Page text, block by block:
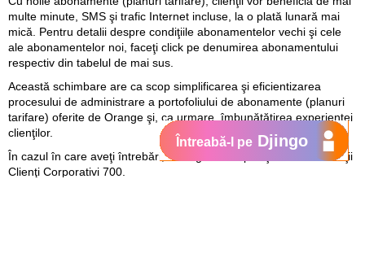
multe minute, SMS şi trafic Internet incluse, la o plată lunară mai
mică. Pentru detalii despre condiţiile abonamentelor vechi şi cele
ale abonamentelor noi, faceţi click pe denumirea abonamentului
respectiv din tabelul de mai sus.
Această schimbare are ca scop simplificarea şi eficientizarea
procesului de administrare a portofoliului de abonamente (planuri
tarifare) oferite de Orange şi, ca urmare, îmbunătăţirea experienţei
clienţilor.
În cazul în care aveţi întrebări, Vă rugăm să apelaţi Serviciul Relaţii
Clienţi Corporativi 700.
Întreabă-l pe Djingo